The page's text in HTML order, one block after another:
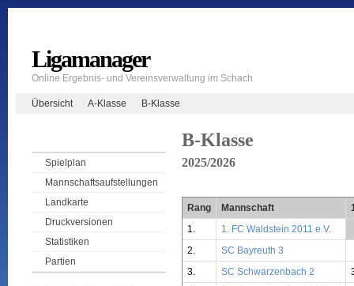
Ligamanager
Online Ergebnis- und Vereinsverwaltung im Schach
Übersicht A-Klasse B-Klasse
Spielplan
Mannschaftsaufstellungen
Landkarte
Druckversionen
Statistiken
Partien
B-Klasse
2025/2026
Rang Mannschaft
1.
1. FC Waldstein 2011 e.V.
2.
SC Bayreuth 3
3.
SC Schwarzenbach 2